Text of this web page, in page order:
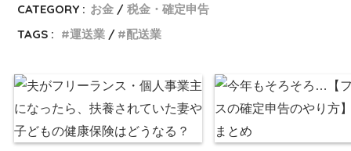
CATEGORY : お金
税金・確定申告
TAGS :
運送業 配送業